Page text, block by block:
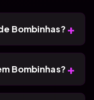
Bombinhas? +
Bombinhas? +